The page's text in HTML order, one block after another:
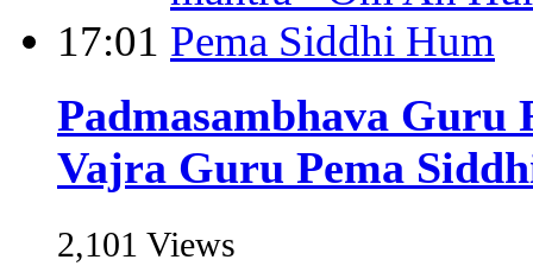
17:01
Padmasambhava
Vajra Guru Pema
2,101 Views